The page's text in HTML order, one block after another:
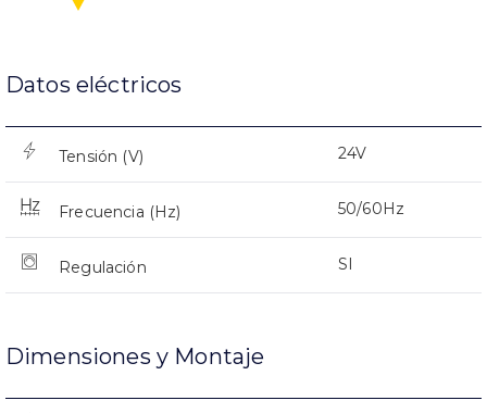
Datos eléctricos
Tensión (V) 24V
Frecuencia (Hz) 50/60Hz
Regulación SI
Dimensiones y Montaje